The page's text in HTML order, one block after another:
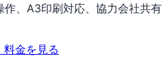
作、A3印刷対応、協力会社共有
料金を見る